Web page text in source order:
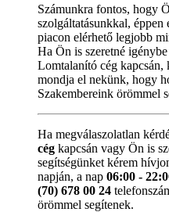
Számunkra fontos, hogy
szolgáltatásunkkal,
piacon elérhető legjobb
Ha Ön is szeretné
Lomtalanító cég
mondja el nekünk, hogy
Szakembereink örömmel
Ha megválaszolatlan
cég kapcsán vagy Ön is
segítségünket kérem
napján, a nap 06:00 -
(70) 678 00 24
örömmel segítenek.